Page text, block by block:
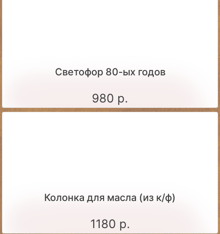
Светофор 80-ых годов
980 р.
Колонка для масла (из к/ф)
1180 р.